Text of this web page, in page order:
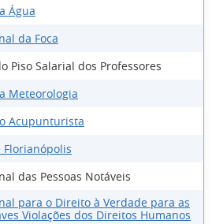
Água
da Foca
Piso Salarial dos Professores
Meteorologia
Acupunturista
das Pessoas Notáveis
para o Direito à Verdade para as
Violações dos Direitos Humanos